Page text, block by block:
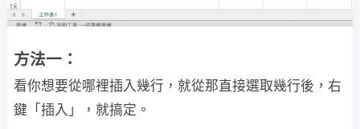
方法一：
看你想要從哪裡插入幾行，就從那直接選取幾行後，右
鍵「插入」，就搞定。